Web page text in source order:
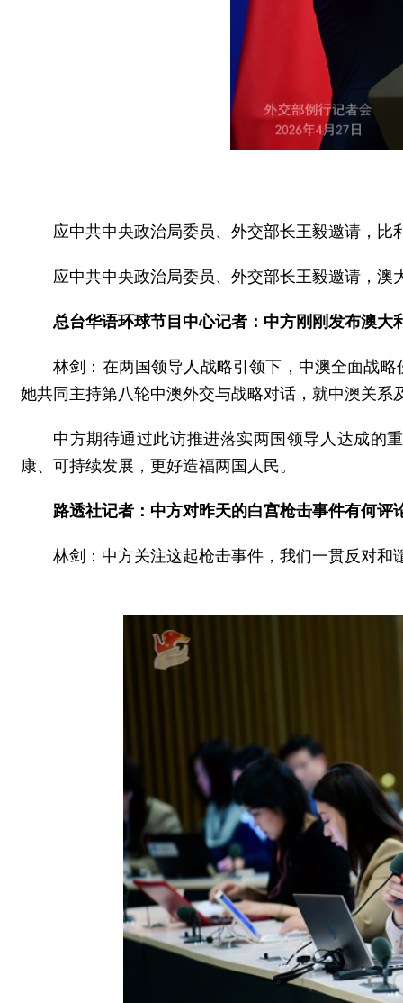
应中共中央政治局委员、外交部长王毅邀请，
应中共中央政治局委员、外交部长王毅邀请，
总台华语环球节目中心记者：中方刚刚发布澳
林剑：在两国领导人战略引领下，中澳全面战
她共同主持第八轮中澳外交与战略对话，就中澳关
中方期待通过此访推进落实两国领导人达成的
康、可持续发展，更好造福两国人民。
路透社记者：中方对昨天的白宫枪击事件有何评
林剑：中方关注这起枪击事件，我们一贯反对和